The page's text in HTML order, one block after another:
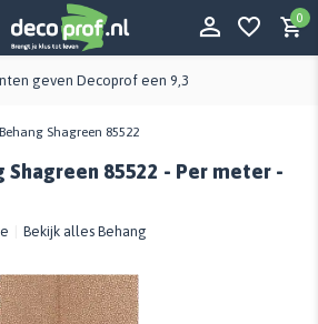
0
geven Decoprof een 9,3
Shagreen 85522
Shagreen 85522 - Per meter -
Bekijk alles Behang